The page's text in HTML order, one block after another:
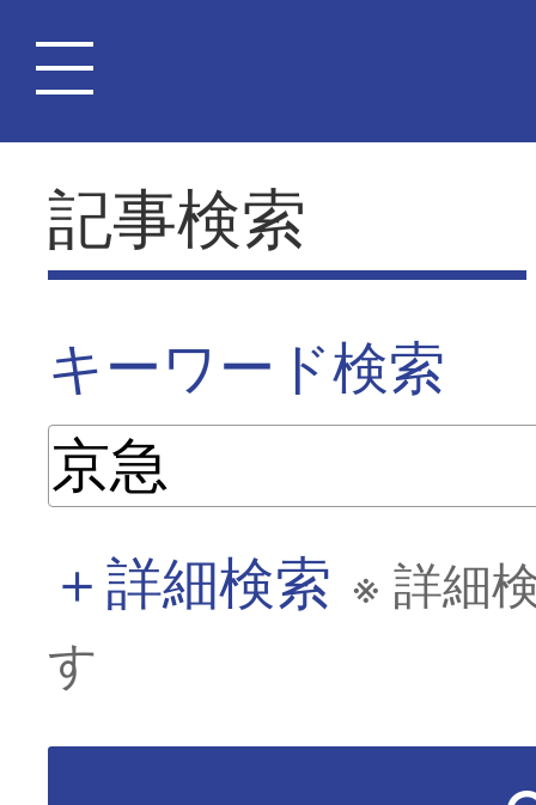
記事検索
キーワード検索
＋詳細検索 ※ 詳細
す